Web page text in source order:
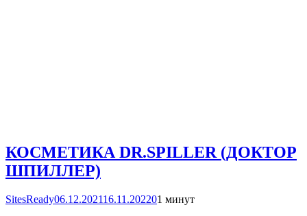
КОСМЕТИКА DR.SPILLER (ДОКТОР
ШПИЛЛЕР)
SitesReady06.12.202116.11.202201 минут